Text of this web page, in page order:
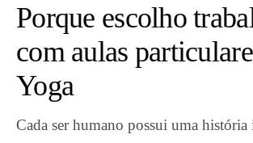
Porque escolho
com aulas
Yoga
Cada ser humano possui uma história